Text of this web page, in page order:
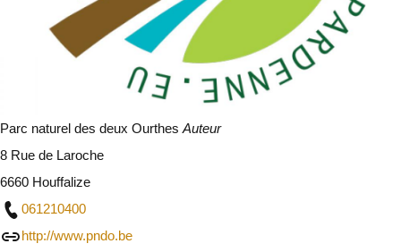
Parc naturel des deux Ourthes Auteur
8 Rue de Laroche
6660 Houffalize
061210400
http://www.pndo.be